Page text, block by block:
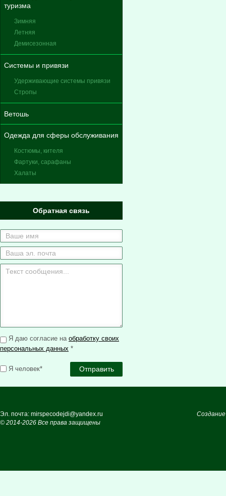
туризма
Зимняя
Летняя
Демисезонная
Системы и привязи
Удерживающие системы привязи
Стропы
Ветошь
Одежда для сферы обслуживания
Костюмы, кителя
Фартуки, сарафаны
Халаты
Обратная связь
Я даю согласие на обработку своих
персональных данных *
Я человек*
Эл. почта: mirspecodejdi@yandex.ru
© 2014-2026 Все права защищены